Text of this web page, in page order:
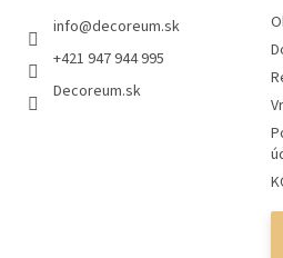
info@decoreum.sk
+421 947 944 995
Decoreum.sk